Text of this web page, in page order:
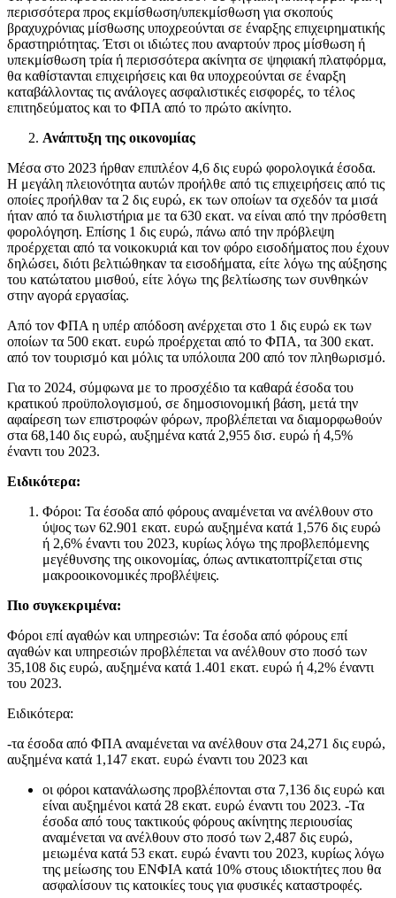
περισσότερα προς εκμίσθωση/υπεκμίσθωση για σκοπούς
βραχυχρόνιας μίσθωσης υποχρεούνται σε έναρξης επιχειρηματικής
δραστηριότητας. Έτσι οι ιδιώτες που αναρτούν προς μίσθωση ή
υπεκμίσθωση τρία ή περισσότερα ακίνητα σε ψηφιακή πλατφόρμα,
θα καθίστανται επιχειρήσεις και θα υποχρεούνται σε έναρξη
καταβάλλοντας τις ανάλογες ασφαλιστικές εισφορές, το τέλος
επιτηδεύματος και το ΦΠΑ από το πρώτο ακίνητο.
Ανάπτυξη της οικονομίας
Μέσα στο 2023 ήρθαν επιπλέον 4,6 δις ευρώ φορολογικά έσοδα.
Η μεγάλη πλειονότητα αυτών προήλθε από τις επιχειρήσεις από τις
οποίες προήλθαν τα 2 δις ευρώ, εκ των οποίων τα σχεδόν τα μισά
ήταν από τα διυλιστήρια με τα 630 εκατ. να είναι από την πρόσθετη
φορολόγηση. Επίσης 1 δις ευρώ, πάνω από την πρόβλεψη
προέρχεται από τα νοικοκυριά και τον φόρο εισοδήματος που έχουν
δηλώσει, διότι βελτιώθηκαν τα εισοδήματα, είτε λόγω της αύξησης
του κατώτατου μισθού, είτε λόγω της βελτίωσης των συνθηκών
στην αγορά εργασίας.
Από τον ΦΠΑ η υπέρ απόδοση ανέρχεται στο 1 δις ευρώ εκ των
οποίων τα 500 εκατ. ευρώ προέρχεται από το ΦΠΑ, τα 300 εκατ.
από τον τουρισμό και μόλις τα υπόλοιπα 200 από τον πληθωρισμό.
Για το 2024, σύμφωνα με το προσχέδιο τα καθαρά έσοδα του
κρατικού προϋπολογισμού, σε δημοσιονομική βάση, μετά την
αφαίρεση των επιστροφών φόρων, προβλέπεται να διαμορφωθούν
στα 68,140 δις ευρώ, αυξημένα κατά 2,955 δισ. ευρώ ή 4,5%
έναντι του 2023.
Ειδικότερα:
Φόροι: Τα έσοδα από φόρους αναμένεται να ανέλθουν στο
ύψος των 62.901 εκατ. ευρώ αυξημένα κατά 1,576 δις ευρώ
ή 2,6% έναντι του 2023, κυρίως λόγω της προβλεπόμενης
μεγέθυνσης της οικονομίας, όπως αντικατοπτρίζεται στις
μακροοικονομικές προβλέψεις.
Πιο συγκεκριμένα:
Φόροι επί αγαθών και υπηρεσιών: Τα έσοδα από φόρους επί
αγαθών και υπηρεσιών προβλέπεται να ανέλθουν στο ποσό των
35,108 δις ευρώ, αυξημένα κατά 1.401 εκατ. ευρώ ή 4,2% έναντι
του 2023.
Ειδικότερα:
-τα έσοδα από ΦΠΑ αναμένεται να ανέλθουν στα 24,271 δις ευρώ,
αυξημένα κατά 1,147 εκατ. ευρώ έναντι του 2023 και
οι φόροι κατανάλωσης προβλέπονται στα 7,136 δις ευρώ και
είναι αυξημένοι κατά 28 εκατ. ευρώ έναντι του 2023. -Τα
έσοδα από τους τακτικούς φόρους ακίνητης περιουσίας
αναμένεται να ανέλθουν στο ποσό των 2,487 δις ευρώ,
μειωμένα κατά 53 εκατ. ευρώ έναντι του 2023, κυρίως λόγω
της μείωσης του ΕΝΦΙΑ κατά 10% στους ιδιοκτήτες που θα
ασφαλίσουν τις κατοικίες τους για φυσικές καταστροφές.